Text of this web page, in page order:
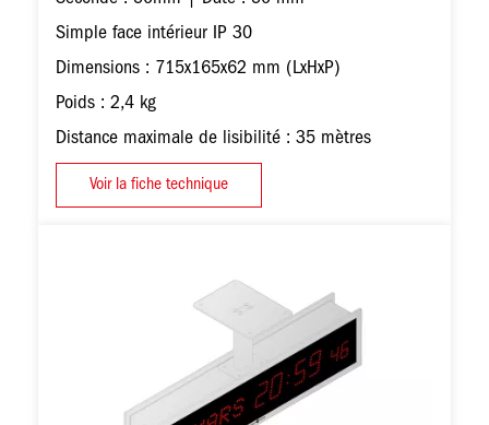
Simple face intérieur IP 30
Dimensions : 715x165x62 mm (LxHxP)
Poids : 2,4 kg
Distance maximale de lisibilité : 35 mètres
Voir la fiche technique